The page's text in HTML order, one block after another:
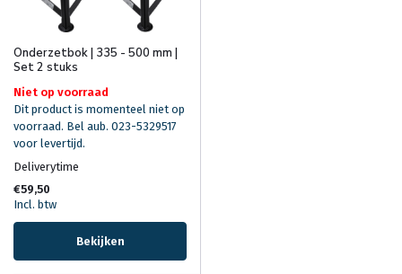
Onderzetbok | 335 - 500 mm |
Set 2 stuks
Niet op voorraad
Dit product is momenteel niet op
voorraad. Bel aub. 023-5329517
voor levertijd.
Deliverytime
€59,50
Incl. btw
Bekijken